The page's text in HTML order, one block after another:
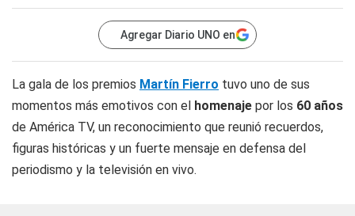
Agregar Diario UNO en
La gala de los premios Martín Fierro tuvo uno de sus
momentos más emotivos con el homenaje por los 60 años
de América TV, un reconocimiento que reunió recuerdos,
figuras históricas y un fuerte mensaje en defensa del
periodismo y la televisión en vivo.